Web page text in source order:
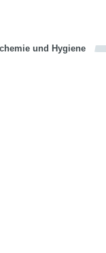
und Hygiene